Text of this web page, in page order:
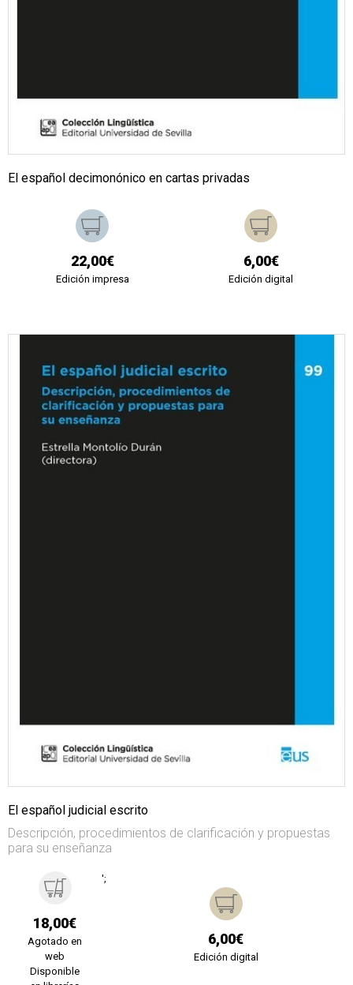
El español decimonónico en cartas privadas
22,00€
Edición impresa
6,00€
Edición digital
El español judicial escrito
Descripción, procedimientos de clarificación y propuestas
para su enseñanza
18,00€
Agotado en
web
Disponible
';
6,00€
Edición digital